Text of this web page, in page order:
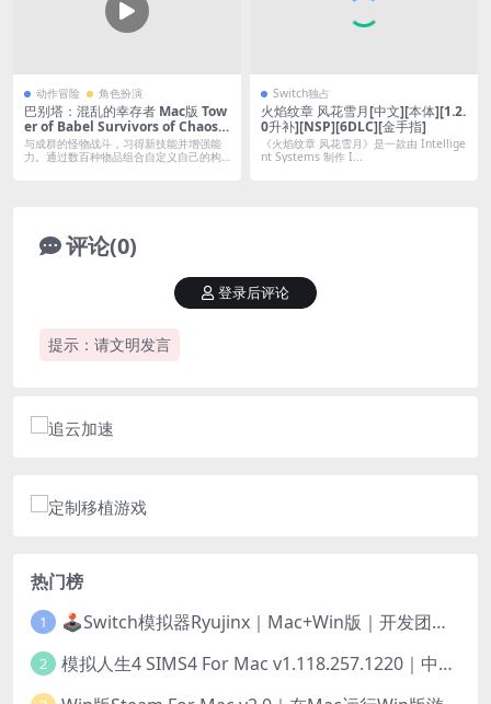
动作冒险 角色扮演
巴别塔：混乱的幸存者 Mac版 Tow
er of Babel Survivors of Chaos F
or Mac v1.10.1｜中文原生版｜含
全DLC
与成群的怪物战斗，习得新技能并增强能
力。通过数百种物品组合自定义自己的构
Switch独占
火焰纹章 风花雪月[中文][本体][1.2.
0升补][NSP][6DLC][金手指]
《火焰纹章 风花雪月》是一款由 Intellige
nt Systems 制作 I...
评论(0)
提示：请文明发言
登录后评论
热门榜
1 🕹️Switch模拟器Ryujinx｜Mac+Win版｜开发团队已解散此乃最后的绝唱版本
2 模拟人生4 SIMS4 For Mac v1.118.257.1220｜中文原生版｜无限金币｜全100DLC